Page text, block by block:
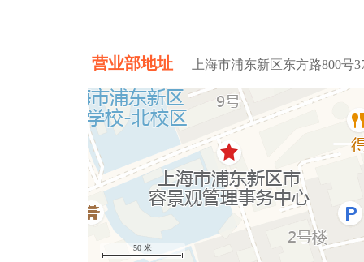
营业部地址 上海市浦东新区东方路800号
50 米